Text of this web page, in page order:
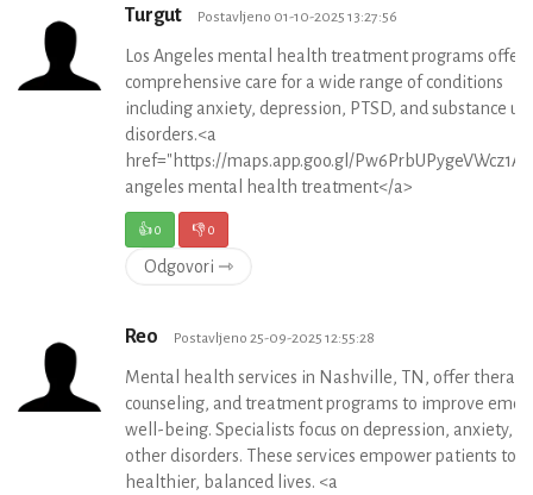
Turgut Postavljeno 01-10-2025 13:27:56
Los Angeles mental health treatment programs offer
comprehensive care for a wide range of conditions
including anxiety, depression, PTSD, and substance
disorders.<a
href="https://maps.app.goo.gl/
angeles mental health treatment</a>
👍0 👎0
Odgovori ⇾
Reo Postavljeno 25-09-2025 12:55:28
Mental health services in Nashville, TN, offer
counseling, and treatment programs to improve
well-being. Specialists focus on depression, anxiety,
other disorders. These services empower patients to
healthier, balanced lives. <a